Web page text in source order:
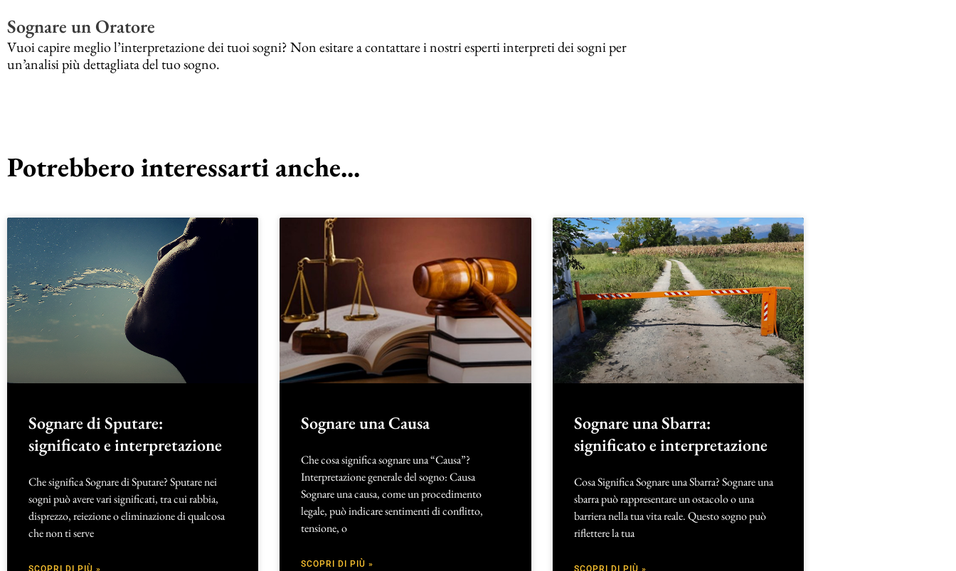
Sognare un Oratore
Vuoi capire meglio l’interpretazione dei tuoi sogni? Non esitare a contattare i nostri esperti interpreti dei sogni per
un’analisi più dettagliata del tuo sogno.
Potrebbero interessarti anche...
Sognare di Sputare:
significato e interpretazione
Che significa Sognare di Sputare? Sputare nei
sogni può avere vari significati, tra cui rabbia,
disprezzo, reiezione o eliminazione di qualcosa
che non ti serve
Sognare una Causa
Che cosa significa sognare una “Causa”?
Interpretazione generale del sogno: Causa
Sognare una causa, come un procedimento
legale, può indicare sentimenti di conflitto,
tensione, o
SCOPRI DI PIÙ »
Sognare una Sbarra:
significato e interpretazione
Cosa Significa Sognare una Sbarra? Sognare una
sbarra può rappresentare un ostacolo o una
barriera nella tua vita reale. Questo sogno può
riflettere la tua